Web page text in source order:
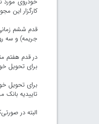
کارگزار این
قدم ششم
جریمه) و سه
در قدم هفتم
برای تحویل
برای تحویل
تاییدیه بانک
البته در